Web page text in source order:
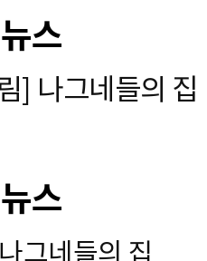
스
] 나그네들의 집
스
그네들의 집